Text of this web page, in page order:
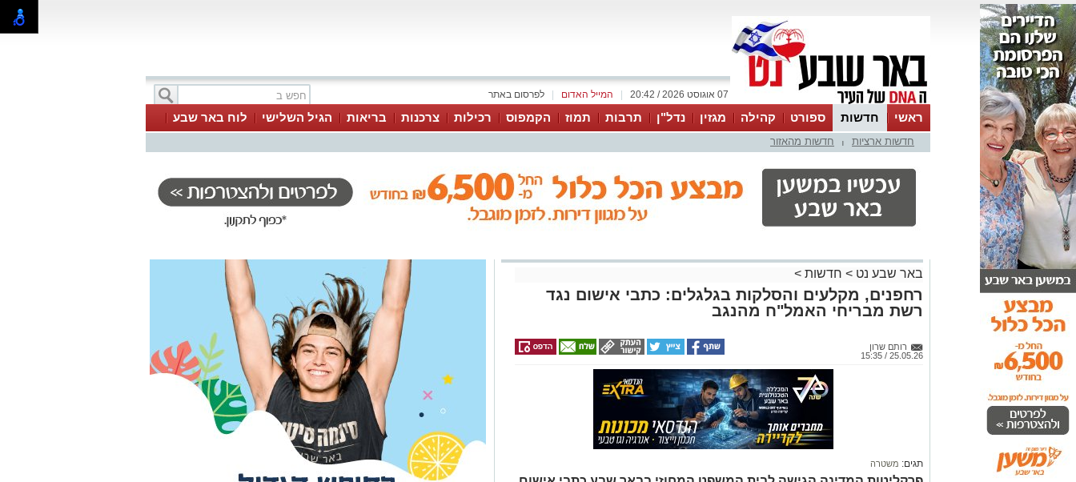
לפרסום באתר המייל האדום 07 אוגוסט 2026 / 20:42
ראשי חדשות ספורט קהילה מגזין נדל"ן תרבות תמוז הקמפוס רכילות צרכנות בריאות הגיל השלישי
לוח באר שבע
עסקים
טיפים והמלצותחדשות ארציות חדשות מהאזור
באר שבע נט > חדשות >
רחפנים, מקלעים והסלקות בגלגלים: כתבי אישום נגד
רשת מבריחי האמל"ח מהנגב
רותם שרון
25.05.26 / 15:35
תגים: משטרה